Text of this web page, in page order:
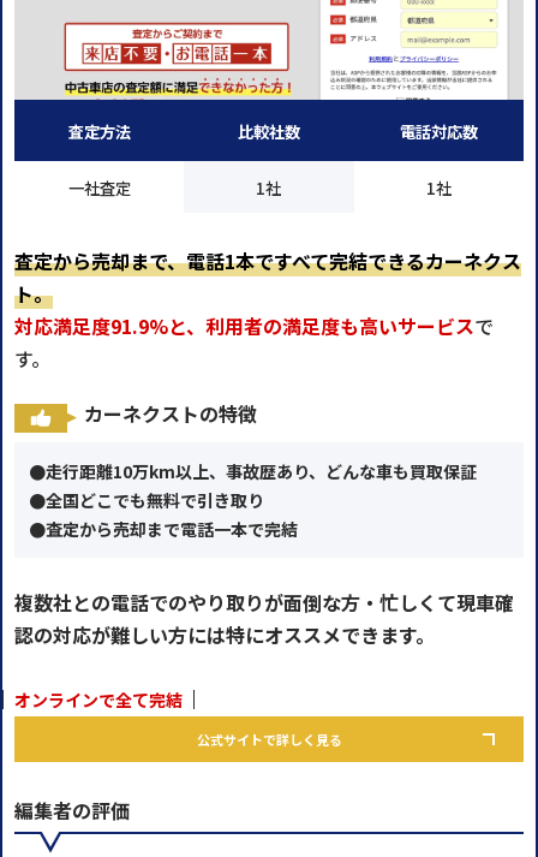
査定方法
一社査定
比較社数
1社
電話対応数
1社
査定から売却まで、電話1本ですべて完結できるカーネクス
ト。
対応満足度91.9%と、利用者の満足度も高いサービスで
す。
カーネクストの特徴
●走行距離10万km以上、事故歴あり、どんな車も買取保証
●全国どこでも無料で引き取り
●査定から売却まで電話一本で完結
複数社との電話でのやり取りが面倒な方・忙しくて現車確
認の対応が難しい方には特にオススメできます。
オンラインで全て完結
公式サイトで詳しく見る
編集者の評価